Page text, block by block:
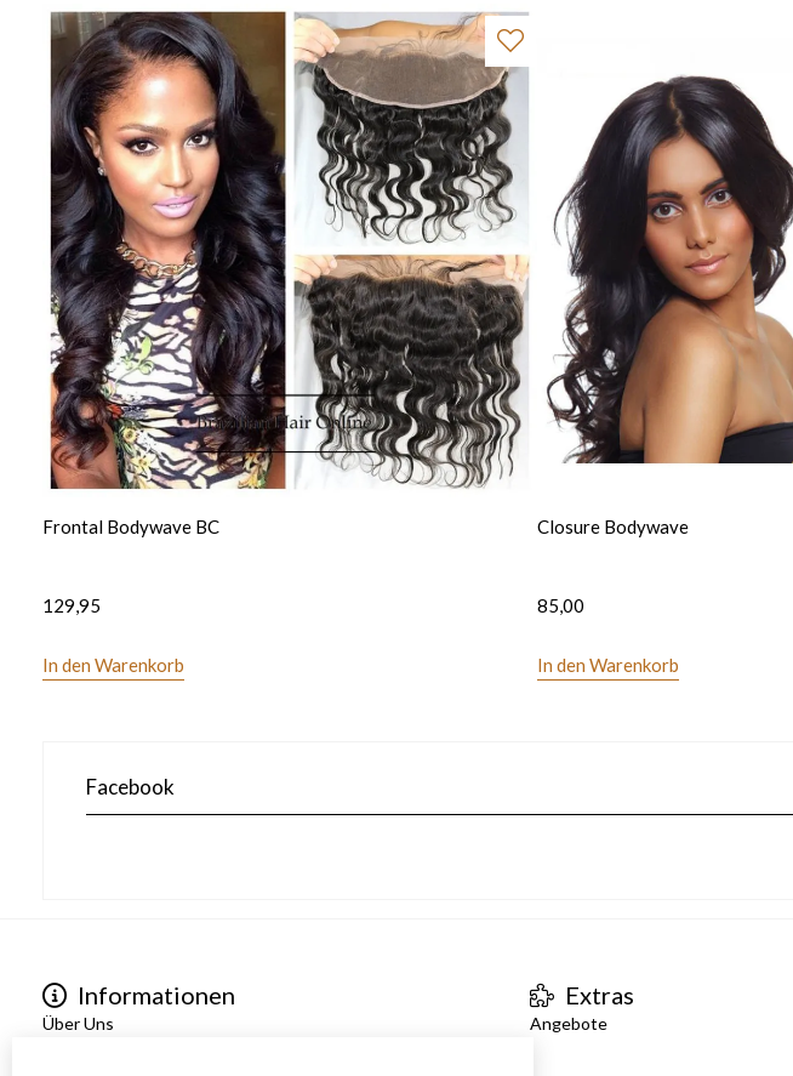
Frontal Bodywave BC
129,95
In den Warenkorb
Closure Bodywave
85,00
In den Warenkorb
Facebook
Informationen
Über Uns
Extras
Angebote